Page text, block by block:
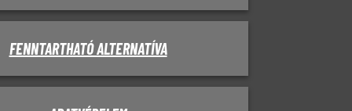
FENNTARTHATÓ ALTERNATÍVA